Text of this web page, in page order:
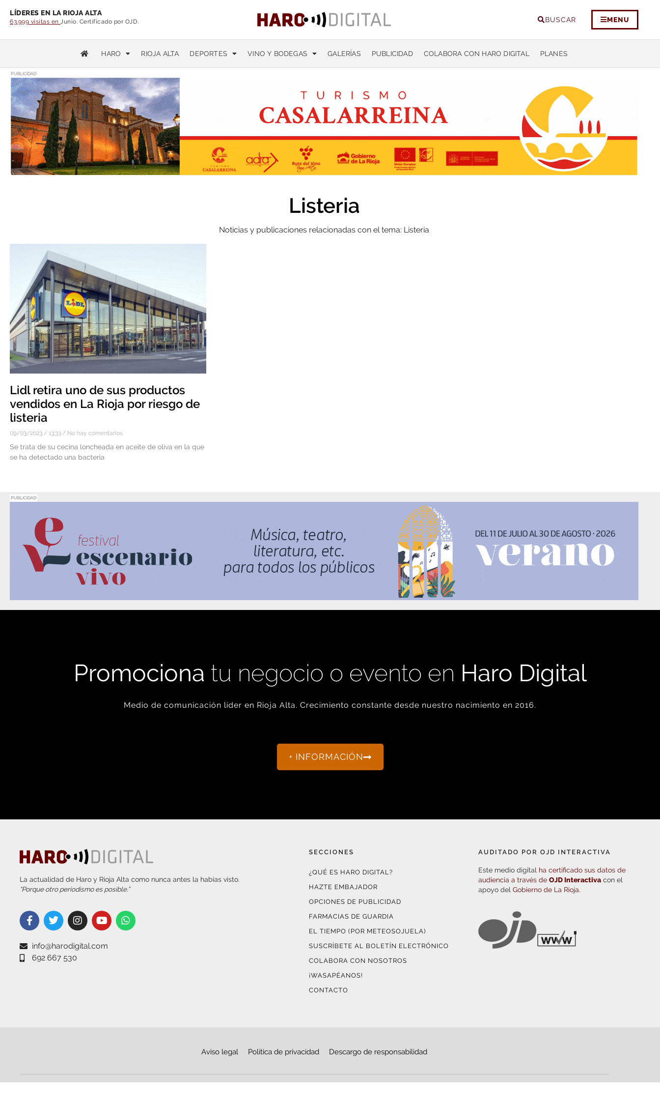
LÍDERES EN LA RIOJA ALTA
63.999 visitas en Junio. Certificado por OJD. BUSCAR MENU
HARO RIOJA ALTA DEPORTES VINO Y BODEGAS GALERÍAS PUBLICIDAD COLABORA CON HARO DIGITAL PLANES
PUBLICIDAD
Listeria
Noticias y publicaciones relacionadas con el tema: Listeria
Lidl retira uno de sus productos
vendidos en La Rioja por riesgo de
listeria
09/03/2023 13:33 No hay comentarios
Se trata de su cecina loncheada en aceite de oliva en la que
se ha detectado una bacteria
PUBLICIDAD
Promociona tu negocio o evento en Haro Digital
Medio de comunicación líder en Rioja Alta. Crecimiento constante desde nuestro nacimiento en 2016.
+ INFORMACIÓN
La actualidad de Haro y Rioja Alta como nunca antes la habías visto.
“Porque otro periodismo es posible.”
info@harodigital.com
692 667 530
SECCIONES
¿QUÉ ES HARO DIGITAL?
HAZTE EMBAJADOR
OPCIONES DE PUBLICIDAD
FARMACIAS DE GUARDIA
EL TIEMPO (POR METEOSOJUELA)
SUSCRÍBETE AL BOLETÍN ELECTRÓNICO
COLABORA CON NOSOTROS
¡WASAPÉANOS!
CONTACTO
AUDITADO POR OJD INTERACTIVA
Este medio digital ha certificado sus datos de
audiencia a través deOJD Interactiva con el
apoyo delGobierno de La Rioja.
Aviso legal Política de privacidad Descargo de responsabilidad